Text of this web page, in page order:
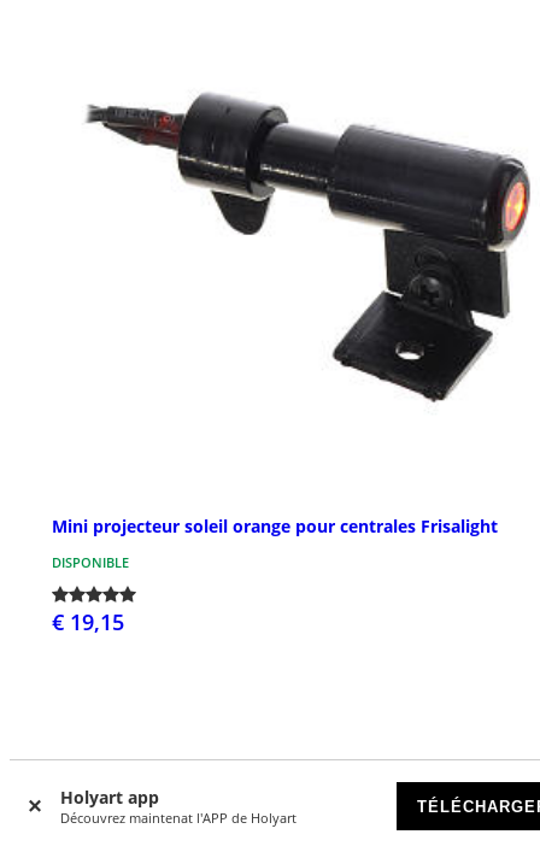
Holyart app
Découvrez maintenat l'APP de Holyart
Mini projecteur soleil orange pour centrales Frisalight
DISPONIBLE
€ 19,15
Avis clients